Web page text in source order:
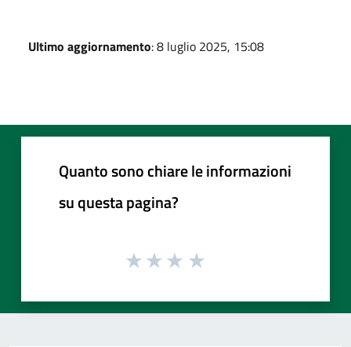
Ultimo aggiornamento: 8 luglio 2025, 15:08
Quanto sono chiare le informazioni
su questa pagina?